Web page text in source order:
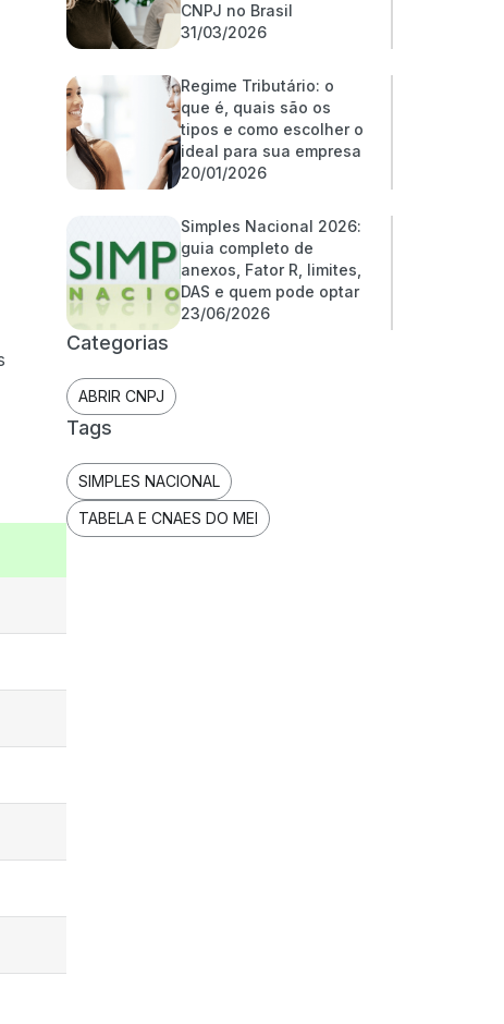
CNPJ no Brasil
31/03/2026
Regime Tributário: o
que é, quais são os
tipos e como escolher o
ideal para sua empresa
20/01/2026
Simples Nacional 2026:
guia completo de
anexos, Fator R, limites,
DAS e quem pode optar
23/06/2026
Categorias
ABRIR CNPJ
Tags
SIMPLES NACIONAL
TABELA E CNAES DO MEI